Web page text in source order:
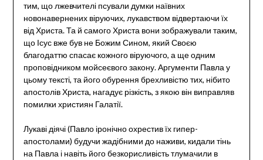
тим, що лжевчителі псували думки наївних
новонавернених віруючих, лукавством відвертаючи їх
від Христа. Та й самого Христа вони зображували таким,
що Ісус вже був не Божим Сином, який Своєю
благодаттю спасає кожного віруючого, а ще одним
проповідником мойсеєвого закону. Аргументи Павла у
цьому тексті, та його обурення брехливістю тих, нібито
апостолів Христа, нагадує різкість, з якою він виправляв
помилки християн Галатії.
Лукаві діячі (Павло іронічно охрестив їх гипер-
апостолами) будучи жадібними до наживи, кидали тінь
на Павла і навіть його безкорисливість тлумачили в